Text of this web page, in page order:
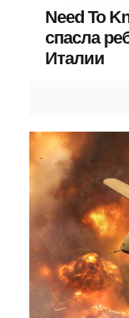
Need To
спасла
Италии